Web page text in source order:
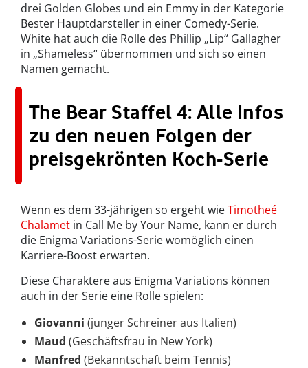
drei Golden Globes und ein Emmy in der Kategorie
Bester Hauptdarsteller in einer Comedy-Serie.
White hat auch die Rolle des Phillip „Lip“ Gallagher
in „Shameless“ übernommen und sich so einen
Namen gemacht.
The Bear Staffel 4: Alle Infos
zu den neuen Folgen der
preisgekrönten Koch-Serie
Wenn es dem 33-jährigen so ergeht wieTimotheé
Chalamet in Call Me by Your Name, kann er durch
die Enigma Variations-Serie womöglich einen
Karriere-Boost erwarten.
Diese Charaktere aus Enigma Variations können
auch in der Serie eine Rolle spielen:
Giovanni (junger Schreiner aus Italien)
Maud (Geschäftsfrau in New York)
Manfred (Bekanntschaft beim Tennis)